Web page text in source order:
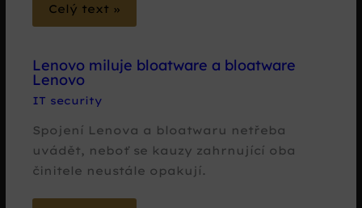
Celý text »
Lenovo miluje bloatware a bloatware
Lenovo
IT security
Spojení Lenova a bloatwaru netřeba
uvádět, neboť se kauzy zahrnující oba
činitele neustále opakují.